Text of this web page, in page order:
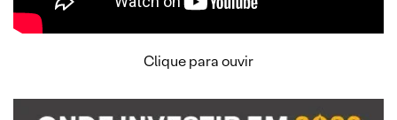
Clique para ouvir